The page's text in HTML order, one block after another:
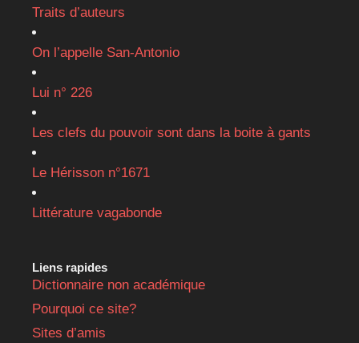
Traits d’auteurs
On l’appelle San-Antonio
Lui n° 226
Les clefs du pouvoir sont dans la boite à gants
Le Hérisson n°1671
Littérature vagabonde
Liens rapides
Dictionnaire non académique
Pourquoi ce site?
Sites d’amis